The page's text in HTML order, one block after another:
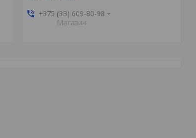
+375 (33) 609-80-98
Магазин